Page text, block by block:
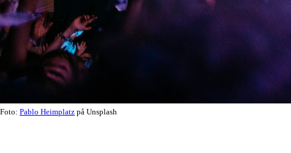
Foto: Pablo Heimplatz på Unsplash